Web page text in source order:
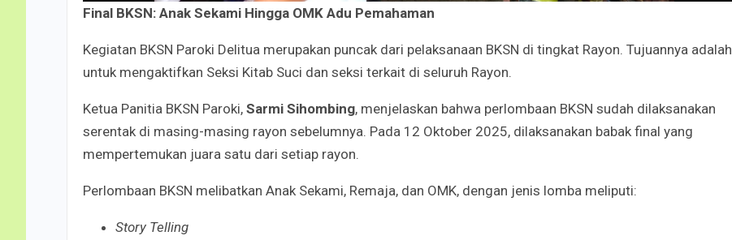
Final BKSN: Anak Sekami Hingga OMK Adu Pemahaman
Kegiatan BKSN Paroki Delitua merupakan puncak dari pelaksanaan BKSN di tingkat Rayon. Tujuannya adalah
untuk mengaktifkan Seksi Kitab Suci dan seksi terkait di seluruh Rayon.
Ketua Panitia BKSN Paroki, Sarmi Sihombing, menjelaskan bahwa perlombaan BKSN sudah dilaksanakan
serentak di masing-masing rayon sebelumnya. Pada 12 Oktober 2025, dilaksanakan babak final yang
mempertemukan juara satu dari setiap rayon.
Perlombaan BKSN melibatkan Anak Sekami, Remaja, dan OMK, dengan jenis lomba meliputi:
Story Telling